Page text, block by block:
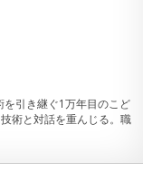
引き継ぐ1万年目のこど
術と対話を重んじる。職